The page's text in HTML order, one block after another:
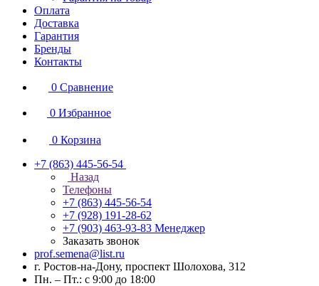
Оплата
Доставка
Гарантия
Бренды
Контакты
0 Сравнение
0 Избранное
0 Корзина
+7 (863) 445-56-54
Назад
Телефоны
+7 (863) 445-56-54
+7 (928) 191-28-62
+7 (903) 463-93-83 Менеджер
Заказать звонок
prof.semena@list.ru
г. Ростов-на-Дону, проспект Шолохова, 312
Пн. – Пт.: с 9:00 до 18:00